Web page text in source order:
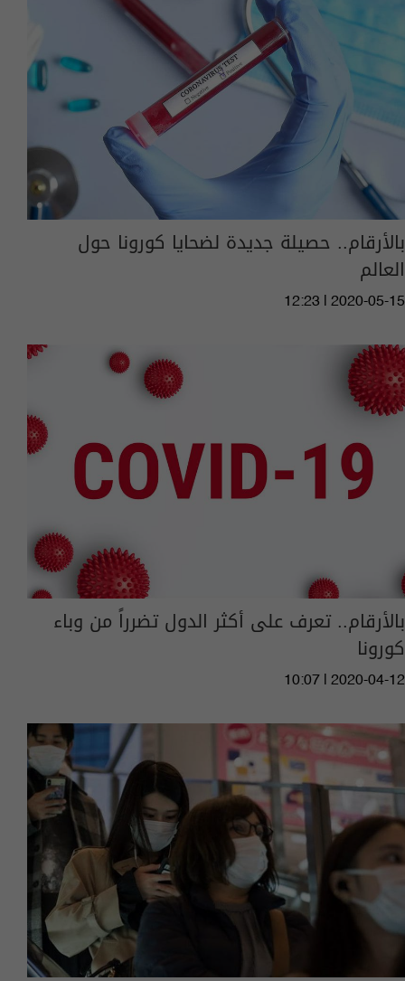
بالأرقام.. حصيلة جديدة لضحايا كورونا حول
العالم
12:23 | 2020-05-15
بالأرقام.. تعرف على أكثر الدول تضرراً من وباء
كورونا
10:07 | 2020-04-12